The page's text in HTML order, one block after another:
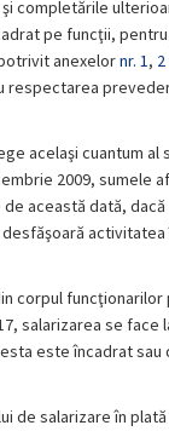
completările
pe funcţii,
anexelornr. 1, 2
respectarea
acelaşi cuantum al
2009, sumele
această dată, dacă
corpul funcţionarilor
salarizarea se face
este încadrat
de salarizare în